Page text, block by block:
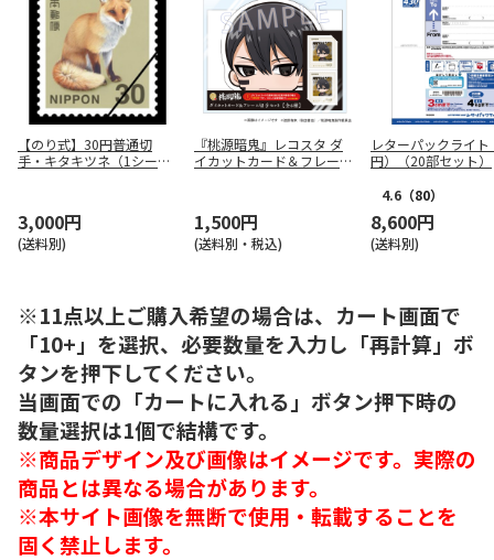
【のり式】30円普通切
手・キタキツネ（1シート
3,000円
(送料別)
『桃源暗鬼』レコスタ ダ
イカットカード＆フレーム
1,500円
(送料別・税込)
レターパックライ
円）（20部セット）
4.6 （80）
8,600円
(送料別)
※11点以上ご購入希望の場合は、カート画面で
「10+」を選択、必要数量を入力し「再計算」ボ
タンを押下してください。
当画面での「カートに入れる」ボタン押下時の
数量選択は1個で結構です。
※商品デザイン及び画像はイメージです。実際の
商品とは異なる場合があります。
※本サイト画像を無断で使用・転載することを
固く禁止します。